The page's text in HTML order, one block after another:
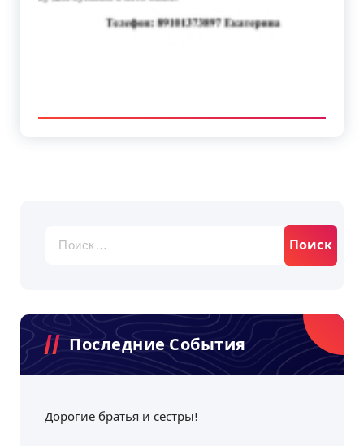
Последние События
Дорогие братья и сестры!